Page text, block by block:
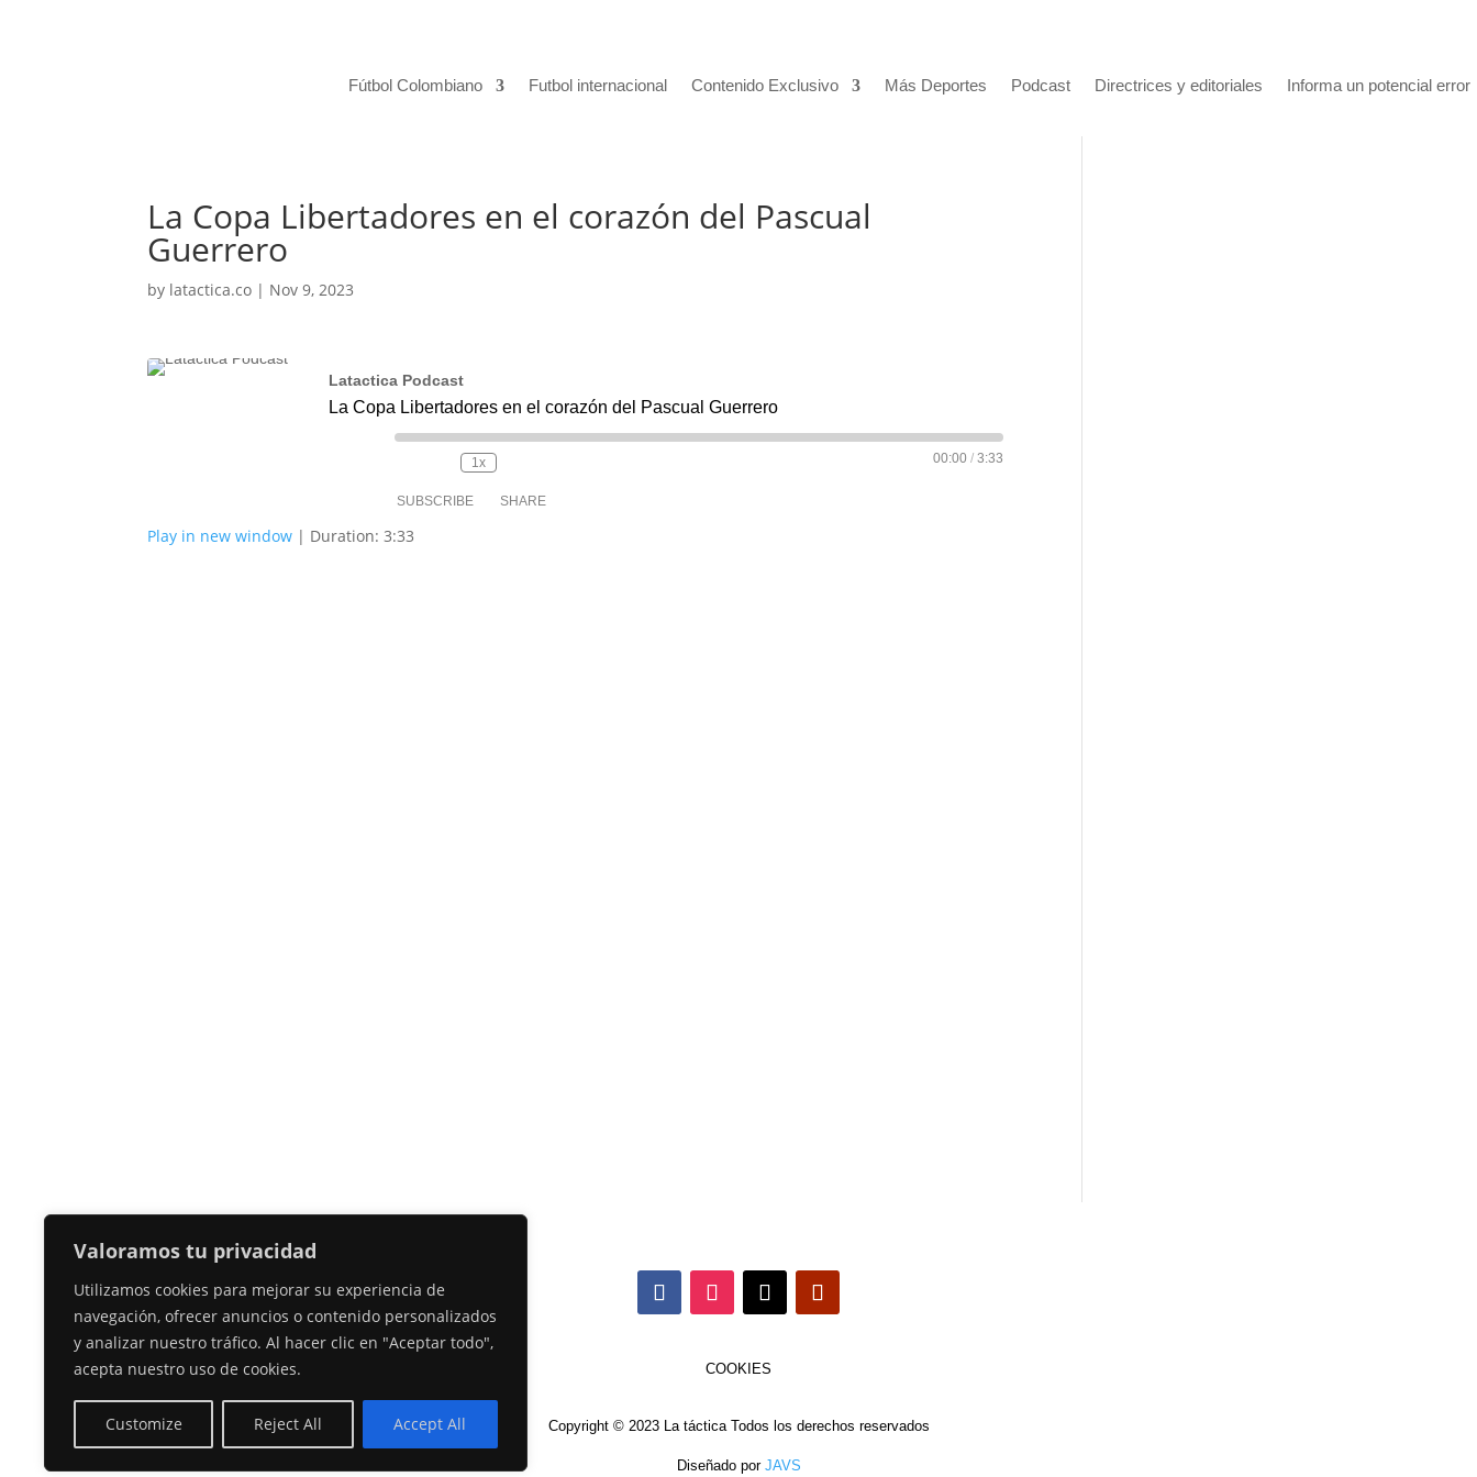
Valoramos tu privacidad
Utilizamos cookies para mejorar su experiencia de
navegación, ofrecer anuncios o contenido personalizados
y analizar nuestro tráfico. Al hacer clic en "Aceptar todo",
acepta nuestro uso de cookies.
Customize Reject All Accept All
Fútbol Colombiano Futbol internacional Contenido Exclusivo Más Deportes Podcast Directrices y editoriales Informa un potencial error
La Copa Libertadores en el corazón del Pascual
Guerrero
by latactica.co | Nov 9, 2023
Latactica Podcast
La Copa Libertadores en el corazón del Pascual Guerrero
1x 00:00 / 3:33
SUBSCRIBE SHARE
Play in new window | Duration: 3:33
COOKIES
Copyright © 2023 La táctica Todos los derechos reservados
Diseñado por JAVS